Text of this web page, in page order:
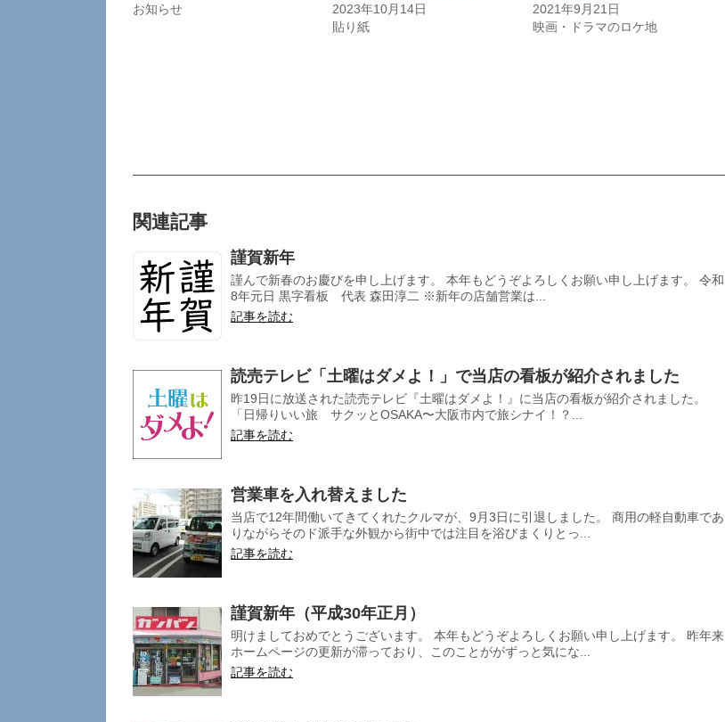
お知らせ
2023年10月14日
貼り紙
2021年9月21日
映画・ドラマのロケ地
関連記事
謹賀新年
謹んで新春のお慶びを申し上げます。 本年もどうぞよろしくお願い申し上げます。 令和
8年元日 黒字看板 代表 森田淳二 ※新年の店舗営業は...
記事を読む
読売テレビ「土曜はダメよ！」で当店の看板が紹介されました
昨19日に放送された読売テレビ『土曜はダメよ！』に当店の看板が紹介されました。
「日帰りいい旅 サクッとOSAKA〜大阪市内で旅シナイ！？...
記事を読む
営業車を入れ替えました
当店で12年間働いてきてくれたクルマが、9月3日に引退しました。 商用の軽自動車であ
りながらそのド派手な外観から街中では注目を浴びまくりとっ...
記事を読む
謹賀新年（平成30年正月）
明けましておめでとうございます。 本年もどうぞよろしくお願い申し上げます。 昨年来
ホームページの更新が滞っており、このことががずっと気にな...
記事を読む